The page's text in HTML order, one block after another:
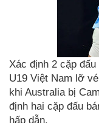
Xác định 2 cặp
U19 Việt Nam lỡ
khi Australia bị
định hai cặp đấu
hấp dẫn.